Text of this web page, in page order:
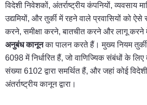
विदेशी निवेशकों, अंतर्राष्ट्रीय कंपनियों, व्यवसाय
उद्यमियों, और तुर्की में रहने वाले प्रवासियों को
करने, समीक्षा करने, बातचीत करने और लागू
अनुबंध कानूनका पालन करते हैं। मुख्य नियम तुर्की
6098 में निर्धारित हैं, जो वाणिज्यिक संबंधों के लिए
संख्या 6102 द्वारा समर्थित हैं, और जहां कोई
अंतर्राष्ट्रीय कानून द्वारा।